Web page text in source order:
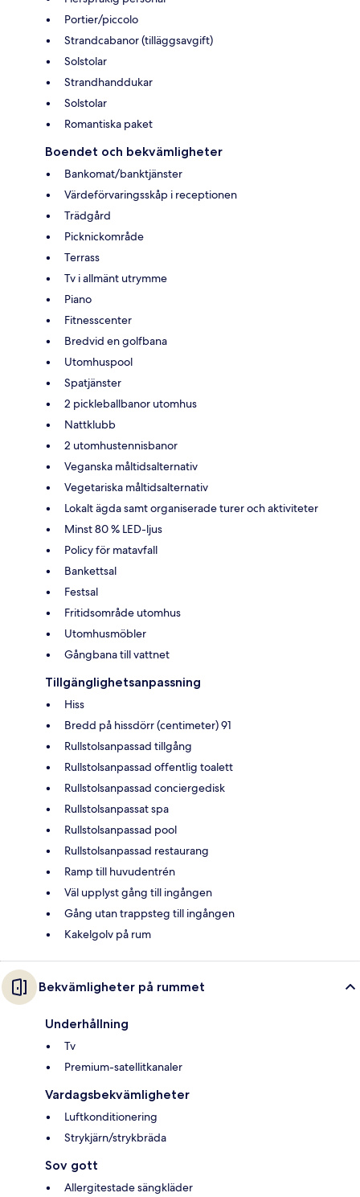
Portier/piccolo
Strandcabanor (tilläggsavgift)
Solstolar
Strandhanddukar
Solstolar
Romantiska paket
Boendet och bekvämligheter
Bankomat/banktjänster
Värdeförvaringsskåp i receptionen
Trädgård
Picknickområde
Terrass
Tv i allmänt utrymme
Piano
Fitnesscenter
Bredvid en golfbana
Utomhuspool
Spatjänster
2 pickleballbanor utomhus
Nattklubb
2 utomhustennisbanor
Veganska måltidsalternativ
Vegetariska måltidsalternativ
Lokalt ägda samt organiserade turer och aktiviteter
Minst 80 % LED-ljus
Policy för matavfall
Bankettsal
Festsal
Fritidsområde utomhus
Utomhusmöbler
Gångbana till vattnet
Tillgänglighetsanpassning
Hiss
Bredd på hissdörr (centimeter) 91
Rullstolsanpassad tillgång
Rullstolsanpassad offentlig toalett
Rullstolsanpassad conciergedisk
Rullstolsanpassat spa
Rullstolsanpassad pool
Rullstolsanpassad restaurang
Ramp till huvudentrén
Väl upplyst gång till ingången
Gång utan trappsteg till ingången
Kakelgolv på rum
Bekvämligheter på rummet
Underhållning
Tv
Premium-satellitkanaler
Vardagsbekvämligheter
Luftkonditionering
Strykjärn/strykbräda
Sov gott
Allergitestade sängkläder